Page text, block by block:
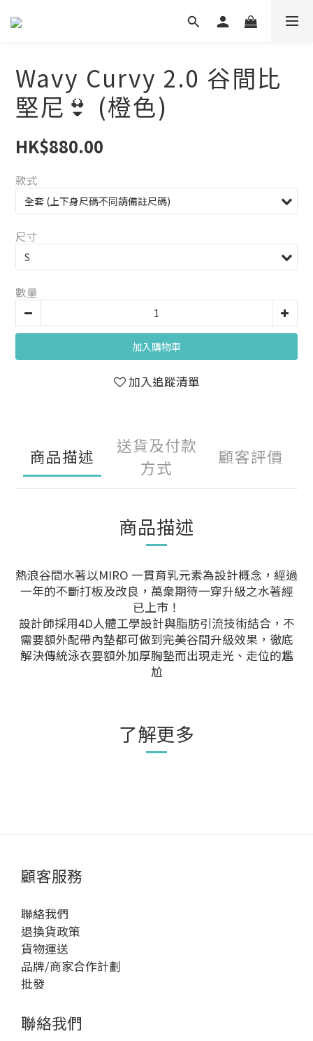
Wavy Curvy 2.0 谷間比
堅尼👙 (橙色)
HK$880.00
款式
尺寸
數量
加入購物車
加入追蹤清單
商品描述
送貨及付款
方式
顧客評價
商品描述
熱浪谷間水著以MIRO 一貫育乳元素為設計概念，經過
一年的不斷打板及改良，萬衆期待一穿升級之水著經
已上市！
設計師採用4D人體工學設計與脂肪引流技術結合，不
需要額外配帶內墊都可做到完美谷間升級效果，徹底
解決傳統泳衣要額外加厚胸墊而出現走光、走位的尷
尬
了解更多
顧客服務
聯絡我們
退換貨政策
貨物運送
品牌/商家合作計劃
批發
聯絡我們